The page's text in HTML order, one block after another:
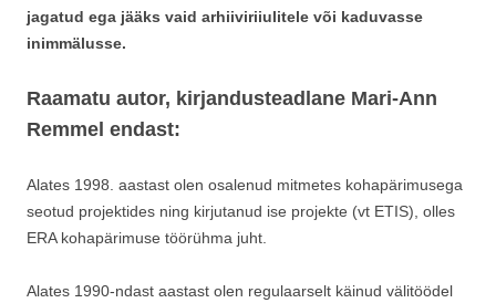
jagatud ega jääks vaid arhiiviriiulitele või kaduvasse
inimmälusse.
Raamatu autor, kirjandusteadlane Mari-Ann
Remmel endast:
Alates 1998. aastast olen osalenud mitmetes kohapärimusega
seotud projektides ning kirjutanud ise projekte (vt ETIS), olles
ERA kohapärimuse töörühma juht.
Alates 1990-ndast aastast olen regulaarselt käinud välitöödel